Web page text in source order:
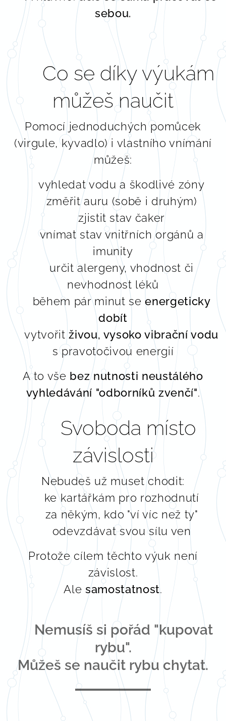
sebou.
🔮 Co se díky výukám
můžeš naučit
Pomocí jednoduchých pomůcek
(virgule, kyvadlo) i vlastního vnímání
můžeš:
🔍 vyhledat vodu a škodlivé zóny
🌈 změřit auru (sobě i druhým)
🌀 zjistit stav čaker
🫀 vnímat stav vnitřních orgánů a
imunity
🌿 určit alergeny, vhodnost či
nevhodnost léků
⚡ během pár minut seenergeticky
dobít
💧 vytvořitživou, vysoko vibrační vodu
s pravotočivou energií
A to vše bez nutnosti neustálého
vyhledávání "odborníků zvenčí".
🧭 Svoboda místo
závislosti
Nebudeš už muset chodit:
❌ ke kartářkám pro rozhodnutí
❌ za někým, kdo "ví víc než ty"
❌ odevzdávat svou sílu ven
Protože cílem těchto výuk není
závislost.
Ale samostatnost.
🐟 Nemusíš si pořád "kupovat
rybu".
Můžeš se naučit rybu chytat.